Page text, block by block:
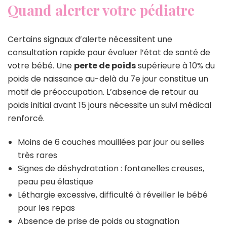
Quand alerter votre pédiatre
Certains signaux d’alerte nécessitent une
consultation rapide pour évaluer l’état de santé de
votre bébé. Une perte de poidssupérieure à 10% du
poids de naissance au-delà du 7e jour constitue un
motif de préoccupation. L’absence de retour au
poids initial avant 15 jours nécessite un suivi médical
renforcé.
Moins de 6 couches mouillées par jour ou selles
très rares
Signes de déshydratation : fontanelles creuses,
peau peu élastique
Léthargie excessive, difficulté à réveiller le bébé
pour les repas
Absence de prise de poids ou stagnation